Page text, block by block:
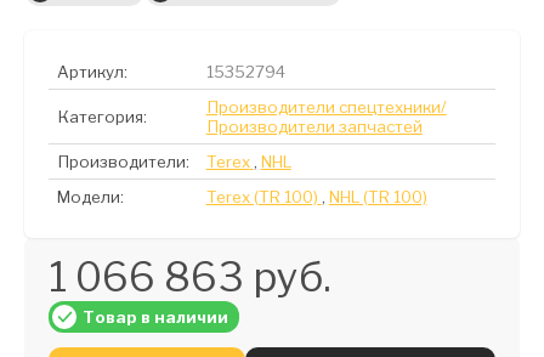
Артикул: 15352794
Категория:
Производители спецтехники/
Производители запчастей
Производители:
Terex , NHL
Модели:
Terex (TR 100) , NHL (TR 100)
1 066 863 руб.
Товар в наличии